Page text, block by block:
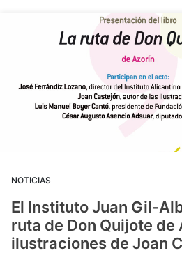
NOTICIAS
El Instituto Juan Gil-
ruta de Don Quijote de
ilustraciones de Joan